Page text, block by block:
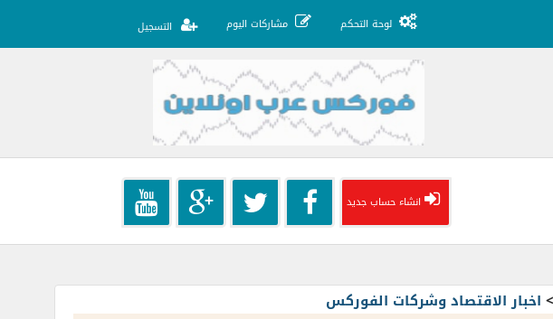
لوحة التحكم مشاركات اليوم التسجيل
انشاء حساب جديد
> اخبار الاقتصاد وشركات الفوركس